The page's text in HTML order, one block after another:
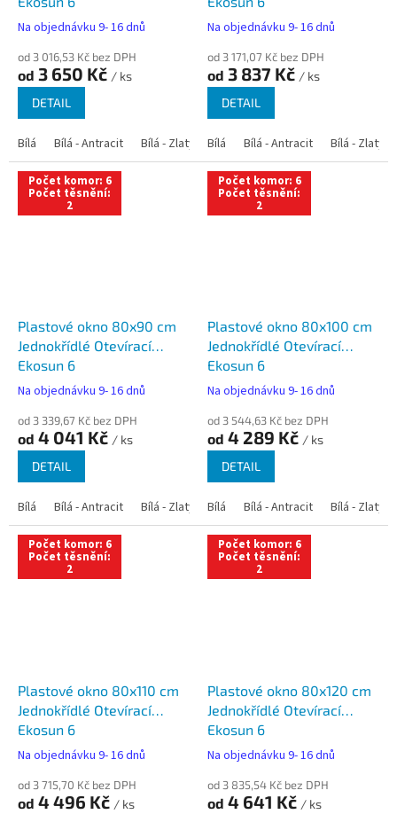
Na objednávku 9- 16 dnů
od 3 016,53 Kč bez DPH
od 3 650 Kč / ks
DETAIL
Bílá Bílá - Antracit Bílá - Zlatý dub Bílá - Tmavý dub Bílá -
Na objednávku 9- 16 dnů
od 3 171,07 Kč bez DPH
od 3 837 Kč / ks
DETAIL
Bílá Bílá - Antracit Bílá - Zlatý
Počet komor: 6
Počet těsnění:
2
Plastové okno 80x90 cm
Jednokřídlé Otevírací
Ekosun 6
Na objednávku 9- 16 dnů
od 3 339,67 Kč bez DPH
od 4 041 Kč / ks
DETAIL
Bílá Bílá - Antracit Bílá - Zlatý dub Bílá - Tmavý dub Bílá -
Počet komor: 6
Počet těsnění:
2
Plastové okno 80x100 cm
Jednokřídlé Otevírací
Ekosun 6
Na objednávku 9- 16 dnů
od 3 544,63 Kč bez DPH
od 4 289 Kč / ks
DETAIL
Bílá Bílá - Antracit Bílá - Zlatý
Počet komor: 6
Počet těsnění:
2
Plastové okno 80x110 cm
Jednokřídlé Otevírací
Ekosun 6
Na objednávku 9- 16 dnů
od 3 715,70 Kč bez DPH
od 4 496 Kč / ks
Počet komor: 6
Počet těsnění:
2
Plastové okno 80x120 cm
Jednokřídlé Otevírací
Ekosun 6
Na objednávku 9- 16 dnů
od 3 835,54 Kč bez DPH
od 4 641 Kč / ks